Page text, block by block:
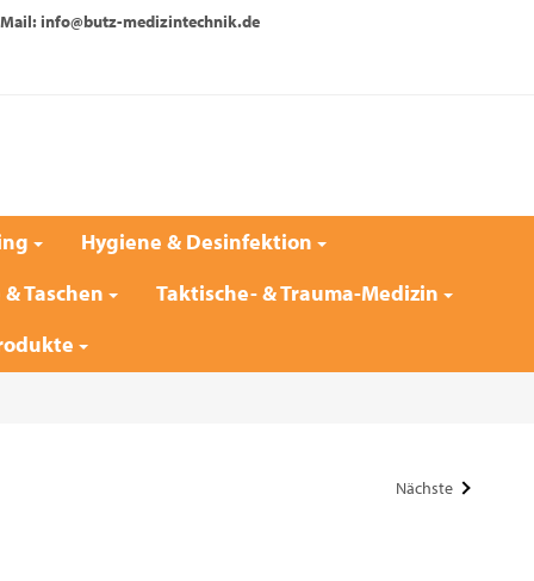
Mail: info@butz-medizintechnik.de
Hygiene & Desinfektion
Taschen
Taktische- & Trauma-Medizin
Nächste